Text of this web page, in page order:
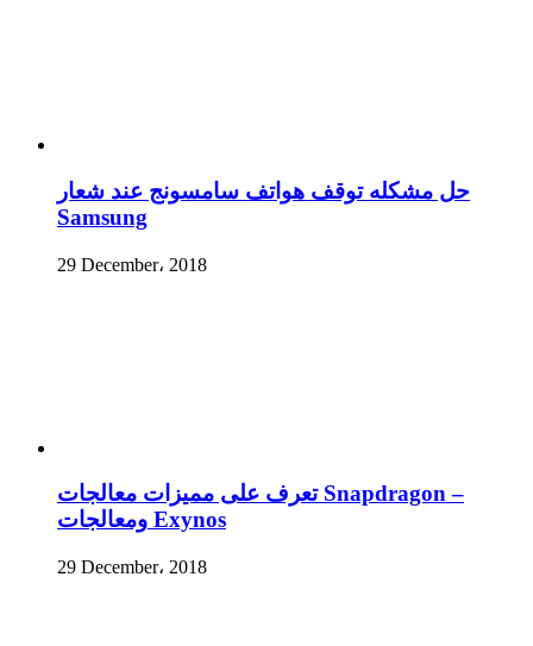
حل مشكله توقف هواتف سامسونج عند شعار
Samsung
29 December، 2018
تعرف على مميزات معالجات Snapdragon –
ومعالجات Exynos
29 December، 2018